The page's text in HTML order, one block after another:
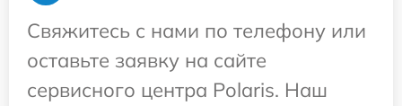
Свяжитесь с нами по телефону или
оставьте заявку на сайте
сервисного центра Polaris. Наш